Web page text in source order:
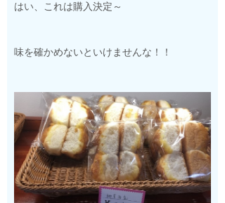
はい、これは購入決定～
味を確かめないといけませんな！！